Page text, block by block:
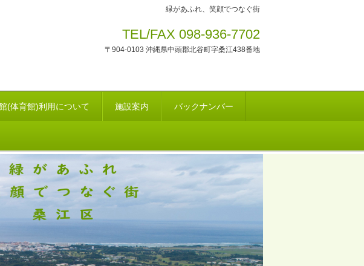
緑があふれ、笑顔でつなぐ街
TEL/FAX 098-936-7702
〒904-0103 沖縄県中頭郡北谷町字桑江438番地
(体育館)利用について 施設案内 バックナンバー